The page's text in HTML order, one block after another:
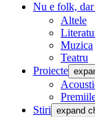
Nu e folk, dar
Altele
Muzica
Teatru
Proiecte
Stiri expand